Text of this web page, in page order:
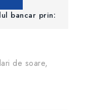
bancar prin:
de soare,